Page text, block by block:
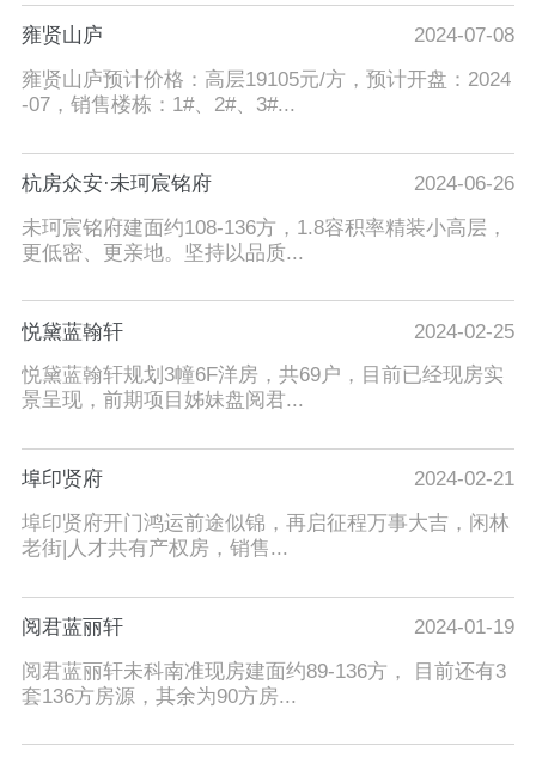
雍贤山庐
2024-07-08
雍贤山庐预计价格：高层19105元/方，预计开盘：2024
-07，销售楼栋：1#、2#、3#...
杭房众安·未珂宸铭府
2024-06-26
未珂宸铭府建面约108-136方，1.8容积率精装小高层，
更低密、更亲地。坚持以品质...
悦黛蓝翰轩
2024-02-25
悦黛蓝翰轩规划3幢6F洋房，共69户，目前已经现房实
景呈现，前期项目姊妹盘阅君...
埠印贤府
2024-02-21
埠印贤府开门鸿运前途似锦，再启征程万事大吉，闲林
老街|人才共有产权房，销售...
阅君蓝丽轩
2024-01-19
阅君蓝丽轩未科南准现房建面约89-136方， 目前还有3
套136方房源，其余为90方房...